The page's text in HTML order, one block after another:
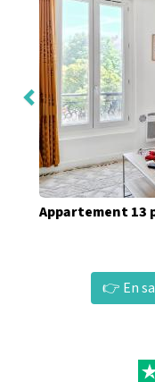
Appartement 13
👉 En